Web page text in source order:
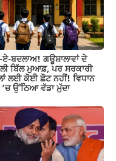
ਏ-ਬਦਲਾਅ! ਗਊਸ਼ਾਲਾਵਾਂ ਦੇ
ਬਿੱਲ ਮੁਆਫ਼, ਪਰ ਸਰਕਾਰੀ
ਲਈ ਕੋਈ ਛੋਟ ਨਹੀਂ! ਵਿਧਾਨ
‘ਚ ਉੱਠਿਆ ਵੱਡਾ ਮੁੱਦਾ